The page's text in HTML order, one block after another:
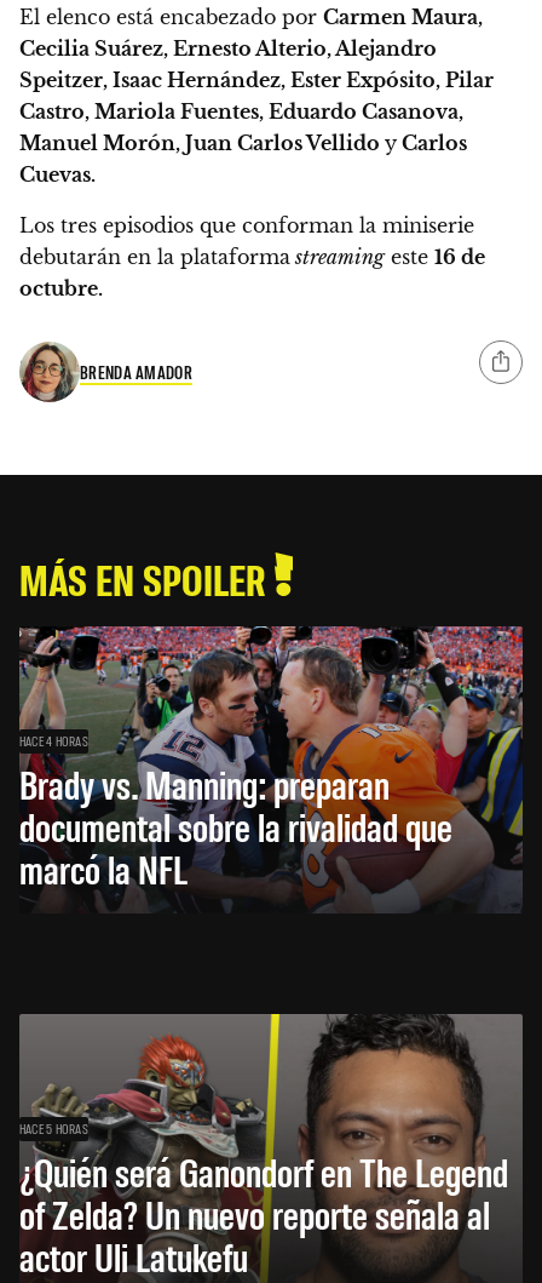
El elenco está encabezado por Carmen Maura,
Cecilia Suárez, Ernesto Alterio, Alejandro
Speitzer, Isaac Hernández, Ester Expósito, Pilar
Castro, Mariola Fuentes, Eduardo Casanova,
Manuel Morón, Juan Carlos Vellido y Carlos
Cuevas.
Los tres episodios que conforman la miniserie
debutarán en la plataformastreamingeste 16 de
octubre.
BRENDA AMADOR
MÁS EN SPOILER
HACE 4 HORAS
Brady vs. Manning: preparan
documental sobre la rivalidad que
marcó la NFL
HACE 5 HORAS
¿Quién será Ganondorf en The Legend
of Zelda? Un nuevo reporte señala al
actor Uli Latukefu